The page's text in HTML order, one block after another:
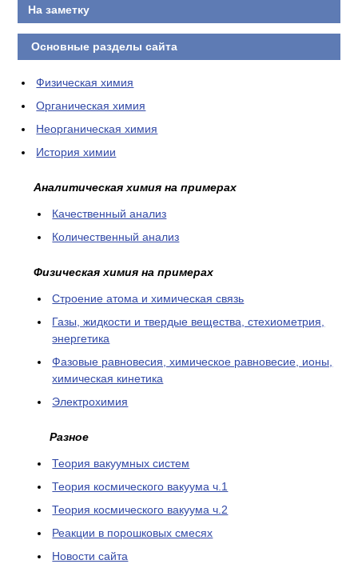
На заметку
Основные разделы сайта
Физическая химия
Органическая химия
Неорганическая химия
История химии
Аналитическая химия на примерах
Качественный анализ
Количественный анализ
Физическая химия на примерах
Cтроение атома и химическая связь
Газы, жидкости и твердые вещества, стехиометрия,
энергетика
Фазовые равновесия, химическое равновесие, ионы,
химическая кинетика
Электрохимия
Разное
Теория вакуумных систем
Теория космического вакуума ч.1
Теория космического вакуума ч.2
Реакции в порошковых смесях
Новости сайта